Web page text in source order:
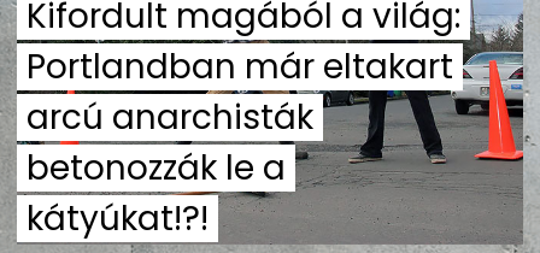
ZENE
MÉDIAAJÁNLAT
IMPRESSZUM
PR-ARCHÍVUM
ADATKEZELÉSI TÁJÉKOZTATÓ
Kifordult magából a világ:
Portlandban már eltakart
arcú anarchisták
betonozzák le a
kátyúkat!?!